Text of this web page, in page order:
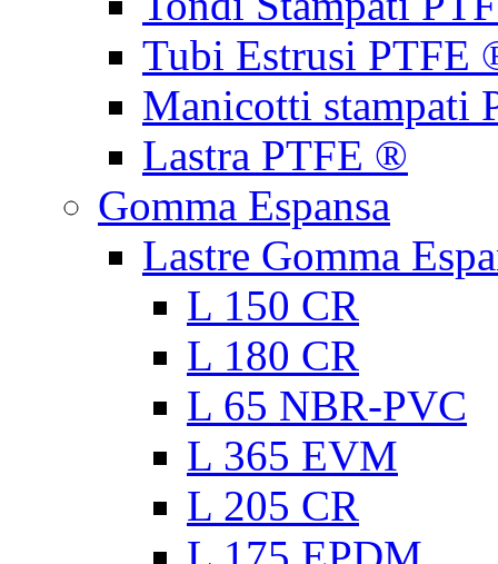
Tubi Estrusi PTFE
Manicotti stampati
Lastra PTFE ®
Gomma Espansa
Lastre Gomma
L 150 CR
L 180 CR
L 65 NBR-PVC
L 365 EVM
L 205 CR